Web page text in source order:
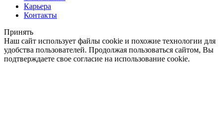
Карьера
Контакты
Принять
Наш сайт использует файлы cookie и похожие технологии для
удобства пользователей. Продолжая пользоваться сайтом, Вы
подтверждаете свое согласие на использование cookie.